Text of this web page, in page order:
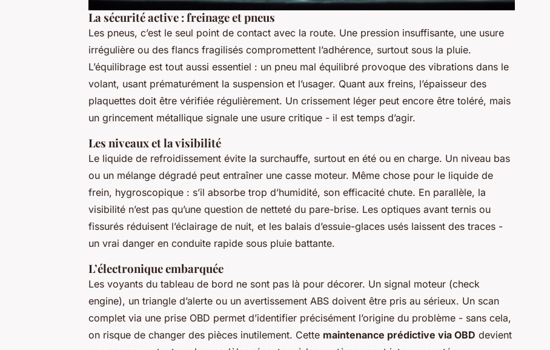
La sécurité active : freinage et pneus
Les pneus, c’est le seul point de contact avec la route. Une pression insuffisante, une usure
irrégulière ou des flancs fragilisés compromettent l’adhérence, surtout sous la pluie.
L’équilibrage est tout aussi essentiel : un pneu mal équilibré provoque des vibrations dans le
volant, usant prématurément la suspension et l’usager. Quant aux freins, l’épaisseur des
plaquettes doit être vérifiée régulièrement. Un crissement léger peut encore être toléré, mais
un grincement métallique signale une usure critique - il est temps d’agir.
Les niveaux et la visibilité
Le liquide de refroidissement évite la surchauffe, surtout en été ou en charge. Un niveau bas
ou un mélange dégradé peut entraîner une casse moteur. Même chose pour le liquide de
frein, hygroscopique : s’il absorbe trop d’humidité, son efficacité chute. En parallèle, la
visibilité n’est pas qu’une question de netteté du pare-brise. Les optiques avant ternis ou
fissurés réduisent l’éclairage de nuit, et les balais d’essuie-glaces usés laissent des traces -
un vrai danger en conduite rapide sous pluie battante.
L’électronique embarquée
Les voyants du tableau de bord ne sont pas là pour décorer. Un signal moteur (check
engine), un triangle d’alerte ou un avertissement ABS doivent être pris au sérieux. Un scan
complet via une prise OBD permet d’identifier précisément l’origine du problème - sans cela,
on risque de changer des pièces inutilement. Cette maintenance prédictive via OBD devient